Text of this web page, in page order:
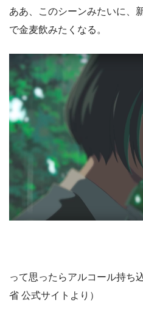
ああ、このシーンみたいに、
で金麦飲みたくなる。
って思ったらアルコール持ち
省 公式サイトより）